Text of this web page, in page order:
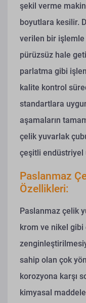
şekil verme
boyutlara kesilir.
verilen bir işlemle
pürüzsüz hale
parlatma gibi
kalite kontrol
standartlara
aşamaların
çelik yuvarlak
çeşitli endüstriyel
Paslanmaz
Özellikleri:
Paslanmaz çelik
krom ve nikel
sahip olan çok
korozyona karşı
kimyasal